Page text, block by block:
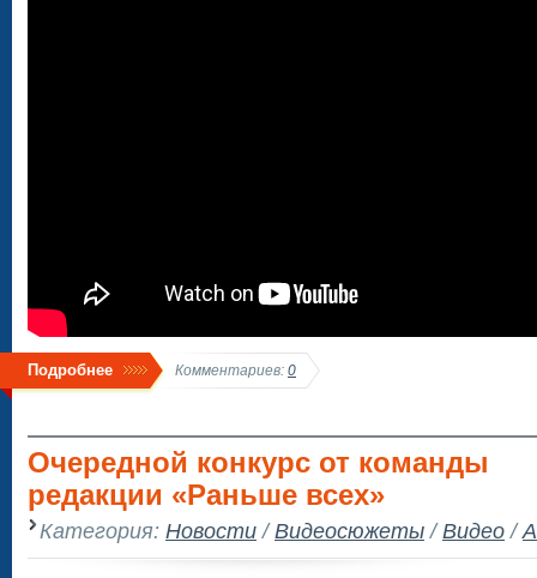
Подробнее Комментариев: 0
Очередной конкурс от команды
редакции «Раньше всех»
Категория: Новости/Видеосюжеты/Видео/